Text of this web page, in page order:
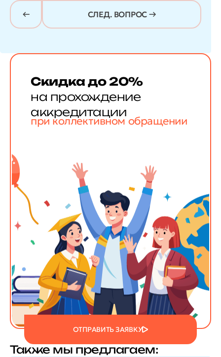
СЛЕД. ВОПРОС →
Скидка до 20%
на прохождение
аккредитации
при коллективном обращении
ОТПРАВИТЬ ЗАЯВКУ
Также мы предлагаем: